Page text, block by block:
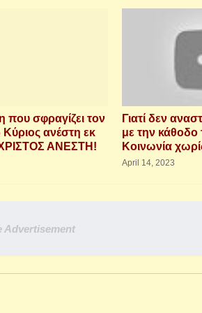
που σφραγίζει τον
Κύριος ανέστη εκ
ΑΝΕΣΤΗ!
Γιατί δεν
με την κάθοδο
Κοινωνία
April 14, 2023
Advertisement